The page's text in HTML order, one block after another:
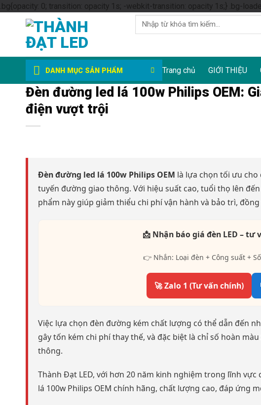
.bg{opacity: 0; transition: opacity 1s; -webkit-transition: opacity 1s;} .bg-
Tìm
kiếm:
DANH MỤC SẢN PHẨM Trang chủ GIỚI THIỆU
Đèn đường led lá 100w Philips OEM:
điện vượt trội
Đèn đường led lá 100w Philips OEM là lựa chọn tối ưu cho
tuyến đường giao thông. Với hiệu suất cao, tuổi thọ lên
phẩm này giúp giảm thiểu chi phí vận hành và bảo trì,
📩 Nhận báo giá đèn LED –
👉 Nhắn: Loại đèn + Công suất +
🚀 Zalo 1 (Tư vấn chính)
Việc lựa chọn đèn đường kém chất lượng có thể dẫn đến
gây tốn kém chi phí thay thế, và đặc biệt là chỉ số hoàn
thông.
Thành Đạt LED, với hơn 20 năm kinh nghiệm trong lĩnh
lá 100w Philips OEM chính hãng, chất lượng cao, đáp ứng